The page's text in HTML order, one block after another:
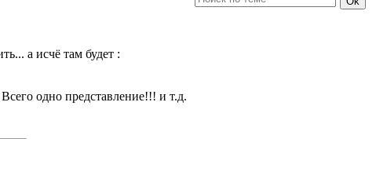
а исчё там будет :
одно представление!!! и т.д.